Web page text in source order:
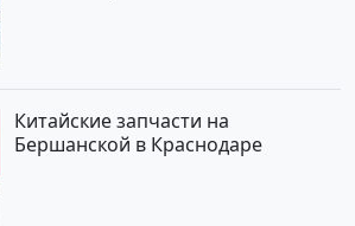
Китайские запчасти на
Бершанской в Краснодаре